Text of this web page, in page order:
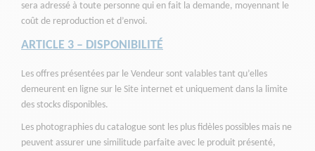
sera adressé à toute personne qui en fait la demande, moyennant le
coût de reproduction et d’envoi.
ARTICLE 3 – DISPONIBILITÉ
Les offres présentées par le Vendeur sont valables tant qu’elles
demeurent en ligne sur le Site internet et uniquement dans la limite
des stocks disponibles.
Les photographies du catalogue sont les plus fidèles possibles mais ne
peuvent assurer une similitude parfaite avec le produit présenté,